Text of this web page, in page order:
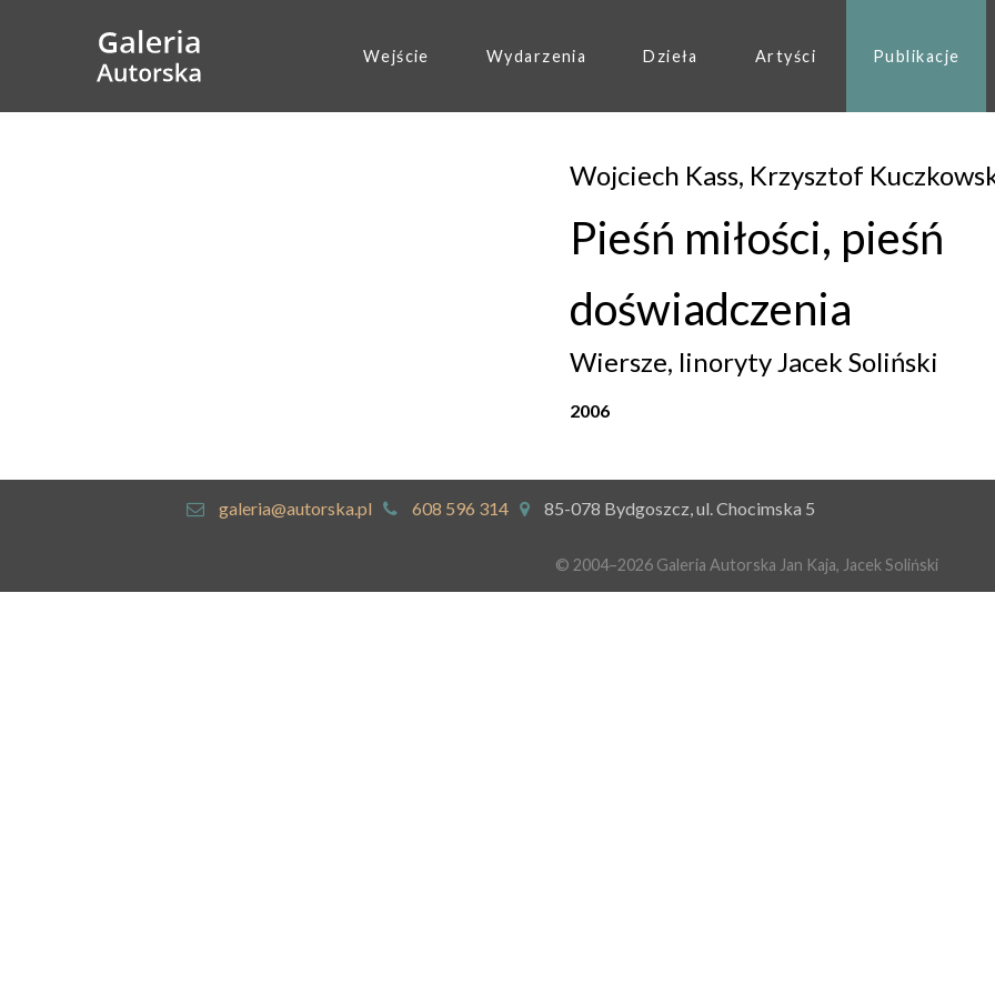
Wejście Wydarzenia Dzieła Artyści Publikacje
Wojciech Kass, Krzysztof
Pieśń miłości, pieśń
doświadczenia
Wiersze, linoryty Jacek Soliński
2006
galeria@autorska.pl 608 596 314 85-078 Bydgoszcz, ul. Chocimska 5
© 2004–2026 Galeria Autorska Jan Kaja, Jacek Soliński